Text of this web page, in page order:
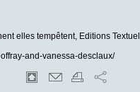
elles tempêtent, Editions Textuel
and-vanessa-desclaux/